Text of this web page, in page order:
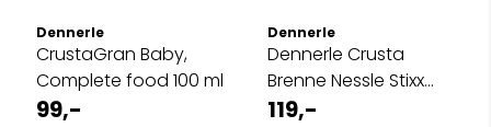
Dennerle
CrustaGran Baby,
Complete food 100 ml
99,-
Dennerle
Dennerle Crusta
Brenne Nessle Stixx
30g
119,-